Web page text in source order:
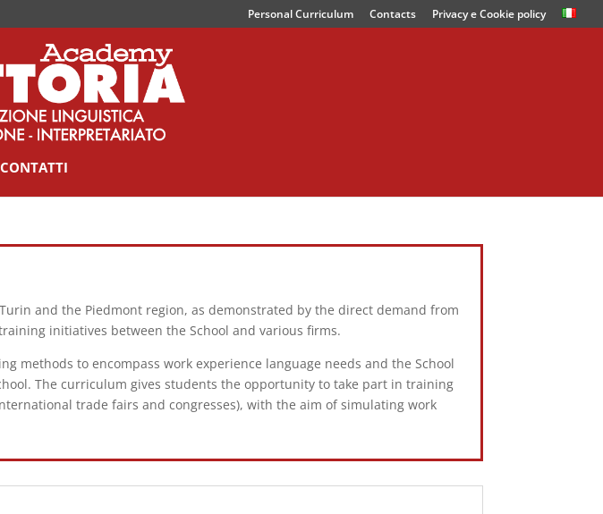
Personal Curriculum Contacts Privacy e Cookie policy
CONTATTI
and the Piedmont region, as demonstrated by the direct demand from
initiatives between the School and various firms.
methods to encompass work experience language needs and the School
The curriculum gives students the opportunity to take part in training
trade fairs and congresses), with the aim of simulating work